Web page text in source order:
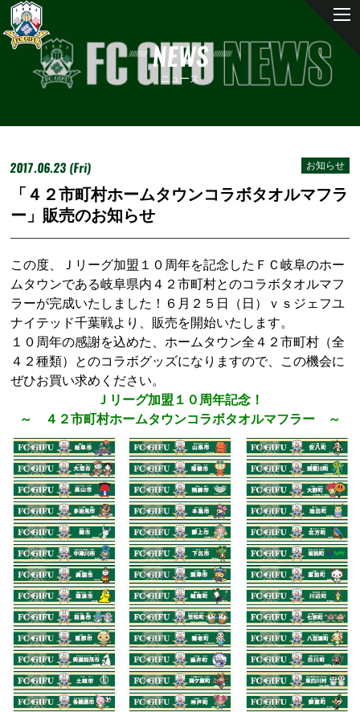
NEWS
ニュース
2017.06.23 (Fri) お知らせ
「４２市町村ホームタウンコラボタオルマフラ
ー」販売のお知らせ
この度、Ｊリーグ加盟１０周年を記念したＦＣ岐阜のホー
ムタウンである岐阜県内４２市町村とのコラボタオルマフ
ラーが完成いたしました！６月２５日（日）ｖｓジェフユ
ナイテッド千葉戦より、販売を開始いたします。
１０周年の感謝を込めた、ホームタウン全４２市町村（全
４２種類）とのコラボグッズになりますので、この機会に
ぜひお買い求めください。
Ｊリーグ加盟１０周年記念！
～ ４２市町村ホームタウンコラボタオルマフラー ～